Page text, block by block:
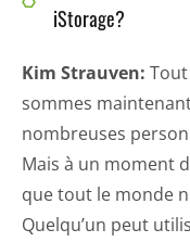
iStorage?
Kim Strauven:
sommes
nombreuses
Mais à un moment
que tout le monde
Quelqu’un peut